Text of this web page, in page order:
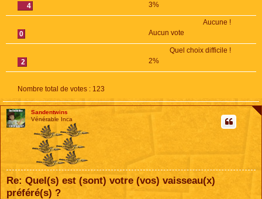
4
3%
Aucune !
0
Aucun vote
Quel choix difficile !
2
2%
Nombre total de votes : 123
Sandentwins
Vénérable Inca
Re: Quel(s) est (sont) votre (vos) vaisseau(x)
préféré(s) ?